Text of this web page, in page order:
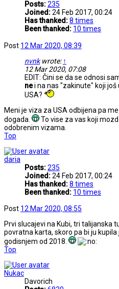
Posts:235
Joined:24 Feb 2017, 00:24
Has thanked:8 times
Been thanked: 10 times
Post 12 Mar 2020, 08:39
nvnkwrote: ↑
12 Mar 2020, 07:08
EDIT: Čini se da se odnosi
nei na nas "zakinute" koji
USA?
Meni je viza za USA odbijena pa
dogada.
To vise za vas koji
odobrenim vizama.
Top
daria
Posts:235
Joined:24 Feb 2017, 00:24
Has thanked:8 times
Been thanked: 10 times
Post 12 Mar 2020, 08:55
Prvi slucajevi na Kubi, tri talijanska
povratna karta, skoro pa bi ju kupila
godisnjem od 2018.
Top
Nukac
Davorich